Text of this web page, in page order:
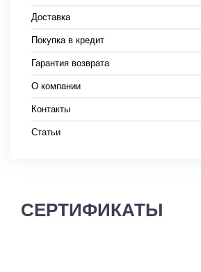
Доставка
Покупка в кредит
Гарантия возврата
О компании
Контакты
Статьи
СЕРТИФИКАТЫ